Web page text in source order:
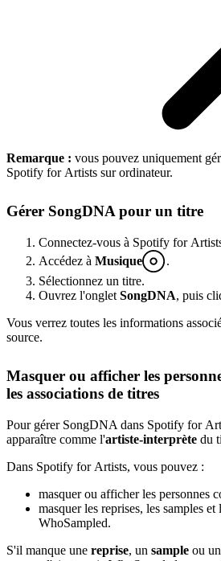
Remarque : vous pouvez uniquement
Spotify for Artists sur ordinateur.
Gérer SongDNA pour un titre
Connectez-vous à Spotify for
Accédez à Musique
.
Sélectionnez un titre.
Ouvrez l'onglet SongDNA, puis
Vous verrez toutes les informations
source.
Masquer ou afficher les
les associations de titres
Pour gérer SongDNA dans Spotify for
apparaître comme l'artiste-interprète du
Dans Spotify for Artists, vous pouvez :
masquer ou afficher les personnes
masquer les reprises, les samples
WhoSampled.
S'il manque une reprise, un sample ou